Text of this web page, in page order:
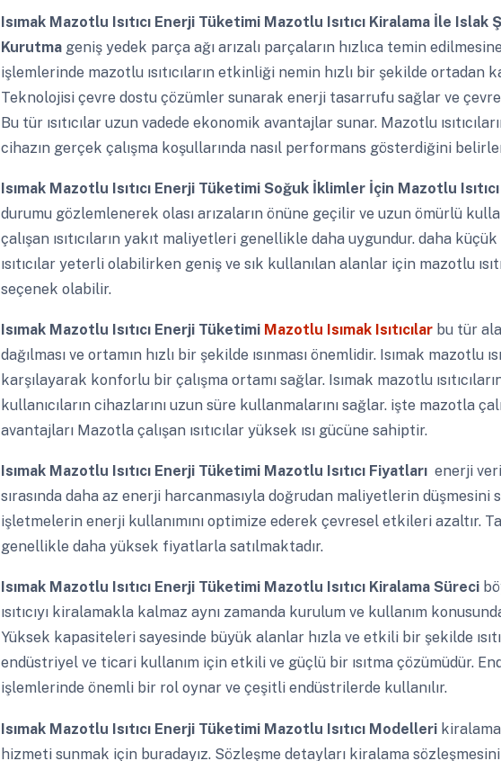
Isımak Mazotlu Isıtıcı Enerji Tüketimi Mazotlu Isıtıcı Kiralama İle Islak
Kurutma geniş yedek parça ağı arızalı parçaların hızlıca temin
işlemlerinde mazotlu ısıtıcıların etkinliği nemin hızlı bir şekilde ortadan
Teknolojisi çevre dostu çözümler sunarak enerji tasarrufu sağlar ve
Bu tür ısıtıcılar uzun vadede ekonomik avantajlar sunar. Mazotlu
cihazın gerçek çalışma koşullarında nasıl performans gösterdiğini
Isımak Mazotlu Isıtıcı Enerji Tüketimi Soğuk İklimler İçin Mazotlu Isıtıcı
durumu gözlemlenerek olası arızaların önüne geçilir ve uzun ömürlü
çalışan ısıtıcıların yakıt maliyetleri genellikle daha uygundur. daha
ısıtıcılar yeterli olabilirken geniş ve sık kullanılan alanlar için mazotlu
seçenek olabilir.
Isımak Mazotlu Isıtıcı Enerji Tüketimi Mazotlu Isımak Isıtıcılarbu tür
dağılması ve ortamın hızlı bir şekilde ısınması önemlidir. Isımak mazotlu
karşılayarak konforlu bir çalışma ortamı sağlar. Isımak mazotlu
kullanıcıların cihazlarını uzun süre kullanmalarını sağlar. işte mazotla
avantajları Mazotla çalışan ısıtıcılar yüksek ısı gücüne sahiptir.
Isımak Mazotlu Isıtıcı Enerji Tüketimi Mazotlu Isıtıcı Fiyatları enerji
sırasında daha az enerji harcanmasıyla doğrudan maliyetlerin düşmesini
işletmelerin enerji kullanımını optimize ederek çevresel etkileri azaltır.
genellikle daha yüksek fiyatlarla satılmaktadır.
Isımak Mazotlu Isıtıcı Enerji Tüketimi Mazotlu Isıtıcı Kiralama Süreci
ısıtıcıyı kiralamakla kalmaz aynı zamanda kurulum ve kullanım
Yüksek kapasiteleri sayesinde büyük alanlar hızla ve etkili bir şekilde
endüstriyel ve ticari kullanım için etkili ve güçlü bir ısıtma çözümüdür.
işlemlerinde önemli bir rol oynar ve çeşitli endüstrilerde kullanılır.
Isımak Mazotlu Isıtıcı Enerji Tüketimi Mazotlu Isıtıcı Modelleri
hizmeti sunmak için buradayız. Sözleşme detayları kiralama